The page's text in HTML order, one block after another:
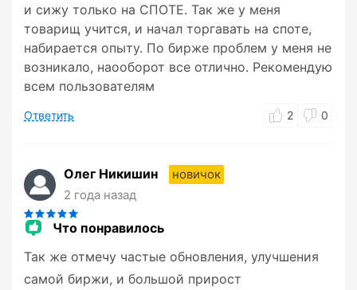
и сижу только на СПОТЕ. Так же у меня
товарищ учится, и начал торгавать на споте,
набирается опыту. По бирже проблем у меня не
возникало, наооборот все отлично. Рекомендую
всем пользователям
Ответить 2 0
Олег Никишин
новичок
2 года назад
Что понравилось
Так же отмечу частые обновления, улучшения
самой биржи, и большой прирост